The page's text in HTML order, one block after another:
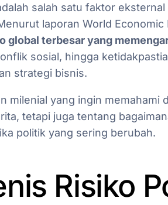
salah satu faktor
laporan World Economic
global terbesar yang
sosial, hingga
strategi bisnis.
milenial yang ingin
tetapi juga tentang
politik yang sering berubah.
Risiko